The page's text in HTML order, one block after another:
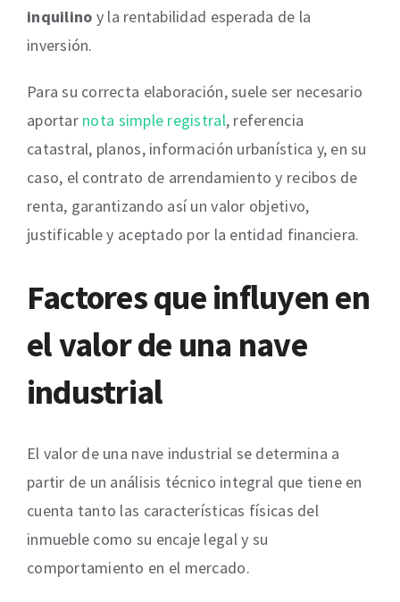
inquilino y la rentabilidad esperada de la
inversión.
Para su correcta elaboración, suele ser necesario
aportar nota simple registral, referencia
catastral, planos, información urbanística y, en su
caso, el contrato de arrendamiento y recibos de
renta, garantizando así un valor objetivo,
justificable y aceptado por la entidad financiera.
Factores que influyen en
el valor de una nave
industrial
El valor de una nave industrial se determina a
partir de un análisis técnico integral que tiene en
cuenta tanto las características físicas del
inmueble como su encaje legal y su
comportamiento en el mercado.